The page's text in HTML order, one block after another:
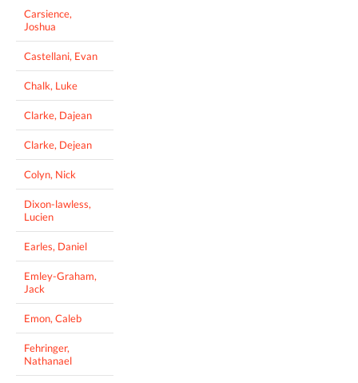
Carsience,
Joshua
Castellani, Evan
Chalk, Luke
Clarke, Dajean
Clarke, Dejean
Colyn, Nick
Dixon-lawless,
Lucien
Earles, Daniel
Emley-Graham,
Jack
Emon, Caleb
Fehringer,
Nathanael